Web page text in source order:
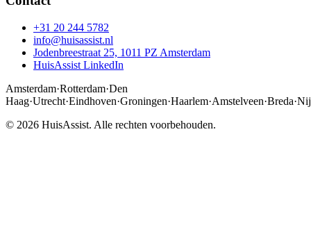
+31 20 244 5782
info@huisassist.nl
Jodenbreestraat 25, 1011 PZ Amsterdam
HuisAssist LinkedIn
Amsterdam·Rotterdam·Den
Haag·Utrecht·Eindhoven·Groningen·Haarlem·Amstelveen·Breda·
© 2026 HuisAssist. Alle rechten voorbehouden.